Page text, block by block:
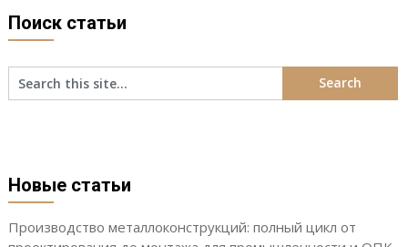
Поиск статьи
Новые статьи
Производство металлоконструкций: полный цикл от